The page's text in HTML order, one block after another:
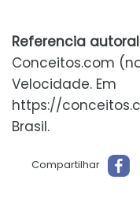
Referencia
Conceitos.com
Velocidade. Em
https://
Brasil.
Compartilhar